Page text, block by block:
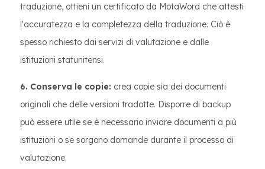
traduzione, ottieni un certificato da MotaWord che attesti
l'accuratezza e la completezza della traduzione. Ciò è
spesso richiesto dai servizi di valutazione e dalle
istituzioni statunitensi.
6. Conserva le copie: crea copie sia dei documenti
originali che delle versioni tradotte. Disporre di backup
può essere utile se è necessario inviare documenti a più
istituzioni o se sorgono domande durante il processo di
valutazione.